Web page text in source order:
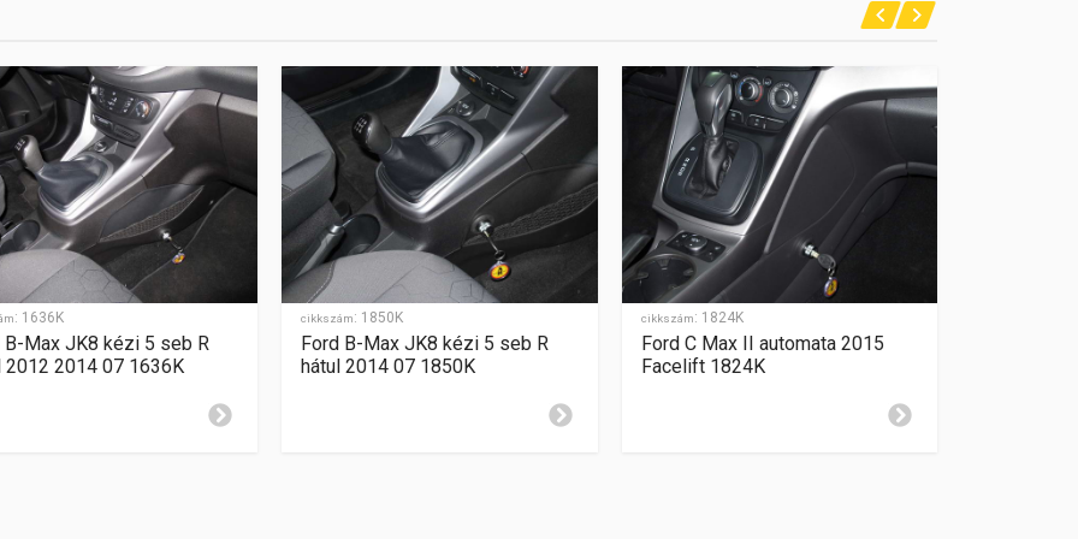
: 1636K
B-Max JK8 kézi 5 seb R
2012 2014 07 1636K
cikkszám: 1850K
Ford B-Max JK8 kézi 5 seb R
hátul 2014 07 1850K
cikkszám: 1824K
Ford C Max II automata 2015
Facelift 1824K